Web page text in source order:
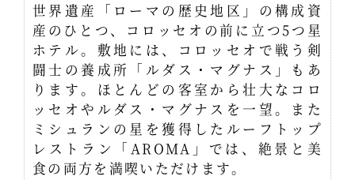
世界遺産「ローマの歴史地区」の構成資
産のひとつ、コロッセオの前に立つ5つ星
ホテル。敷地には、コロッセオで戦う剣
闘士の養成所「ルダス・マグナス」もあ
ります。ほとんどの客室から壮大なコロ
ッセオやルダス・マグナスを一望。また
ミシュランの星を獲得したルーフトップ
レストラン「AROMA」では、絶景と美
食の両方を満喫いただけます。